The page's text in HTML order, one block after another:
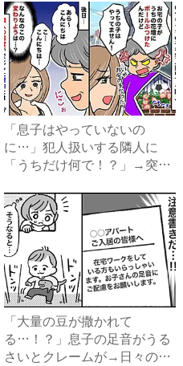
「息子はやっていないの
に…」犯人扱いする隣人に
「うちだけ何で！？」→突然
「大量の豆が撒かれて
る…！？」息子の足音がうる
さいとクレームが→日々の嫌